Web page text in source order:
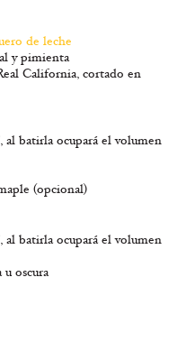
de leche
y pimienta
California, cortado en
al batirla ocupará el volumen
(opcional)
al batirla ocupará el volumen
u oscura